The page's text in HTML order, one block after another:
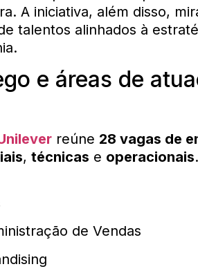
A iniciativa, além disso,
talentos alinhados à
e áreas de
reúne 28 vagas de
, técnicas e operacionais
de Vendas